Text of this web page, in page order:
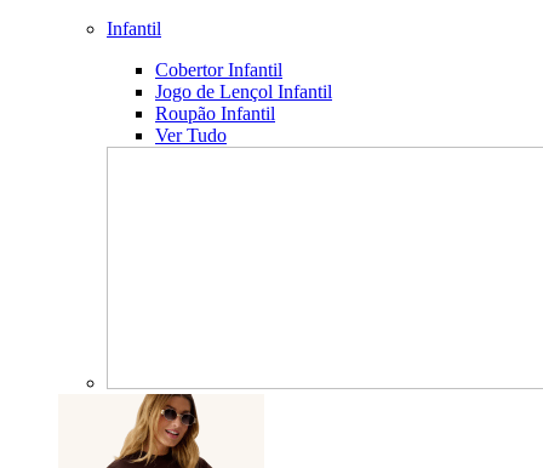
Infantil
Cobertor Infantil
Jogo de Lençol Infantil
Roupão Infantil
Ver Tudo